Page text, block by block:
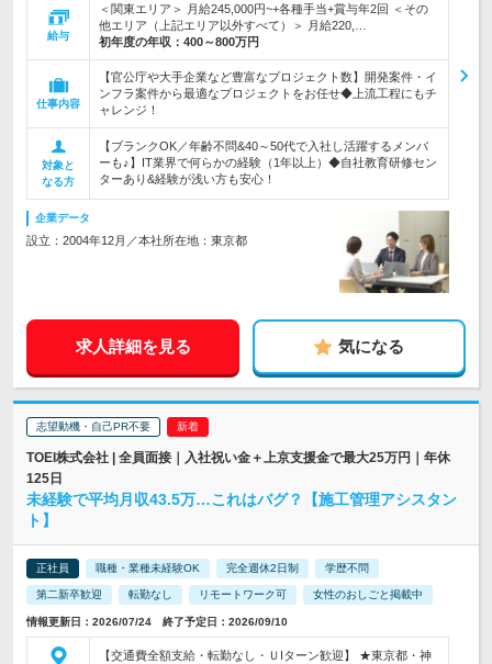
給与
＜関東エリア＞ 月給245,000円~+各種手当+賞与年2回 ＜その
他エリア（上記エリア以外すべて）＞ 月給220,…
初年度の年収： 400～800万円
仕事内容
【官公庁や大手企業など豊富なプロジェクト数】開発案件・イ
ンフラ案件から最適なプロジェクトをお任せ◆上流工程にもチ
ャレンジ！
対象と
なる方
【ブランクOK／年齢不問&40～50代で入社し活躍するメンバ
ーも♪】IT業界で何らかの経験（1年以上）◆自社教育研修セン
ターあり&経験が浅い方も安心！
企業データ
設立：2004年12月／本社所在地：東京都
求人詳細を見る 気になる
志望動機・自己PR不要
TOEI株式会社 | 全員面接｜入社祝い金＋上京支援金で最大25万円｜年休
125日
未経験で平均月収43.5万…これはバグ？【施工管理アシスタン
ト】
正社員 職種・業種未経験OK 完全週休2日制 学歴不問
第二新卒歓迎 転勤なし リモートワーク可 女性のおしごと掲載中
情報更新日：2026/07/24 終了予定日：2026/09/10
【交通費全額支給・転勤なし・ＵIターン歓迎】 ★東京都・神